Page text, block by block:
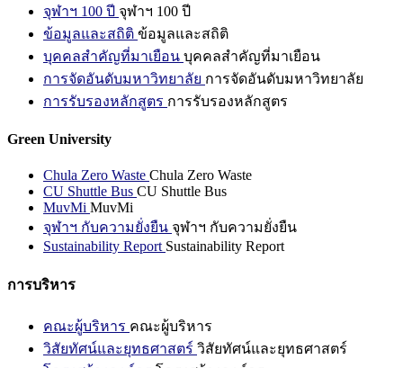
จุฬาฯ 100 ปี จุฬาฯ 100 ปี
ข้อมูลและสถิติ ข้อมูลและสถิติ
บุคคลสำคัญที่มาเยือน บุคคลสำคัญที่มาเยือน
การจัดอันดับมหาวิทยาลัย การจัดอันดับมหาวิทยาลัย
การรับรองหลักสูตร การรับรองหลักสูตร
Green University
Chula Zero Waste Chula Zero Waste
CU Shuttle Bus CU Shuttle Bus
MuvMi MuvMi
จุฬาฯ กับความยั่งยืน จุฬาฯ กับความยั่งยืน
Sustainability Report Sustainability Report
การบริหาร
คณะผู้บริหาร คณะผู้บริหาร
วิสัยทัศน์และยุทธศาสตร์ วิสัยทัศน์และยุทธศาสตร์